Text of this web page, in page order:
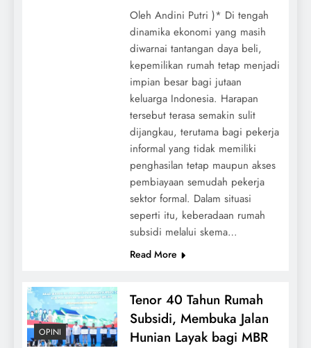
Oleh Andini Putri )* Di tengah
dinamika ekonomi yang masih
diwarnai tantangan daya beli,
kepemilikan rumah tetap menjadi
impian besar bagi jutaan
keluarga Indonesia. Harapan
tersebut terasa semakin sulit
dijangkau, terutama bagi pekerja
informal yang tidak memiliki
penghasilan tetap maupun akses
pembiayaan semudah pekerja
sektor formal. Dalam situasi
seperti itu, keberadaan rumah
subsidi melalui skema…
Read More
OPINI
Tenor 40 Tahun Rumah
Subsidi, Membuka Jalan
Hunian Layak bagi MBR